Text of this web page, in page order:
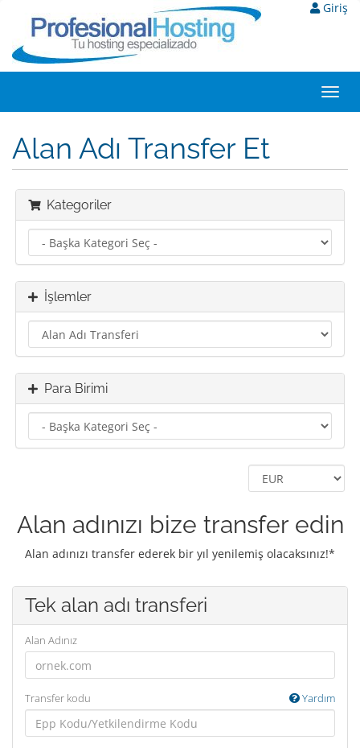
Giriş
Alan Adı Transfer Et
Kategoriler
İşlemler
Para Birimi
Alan adınızı bize transfer edin
Alan adınızı transfer ederek bir yıl yenilemiş olacaksınız!*
Tek alan adı transferi
Alan Adınız
Transfer kodu Yardım